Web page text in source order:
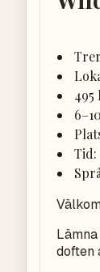
Tid:
doften